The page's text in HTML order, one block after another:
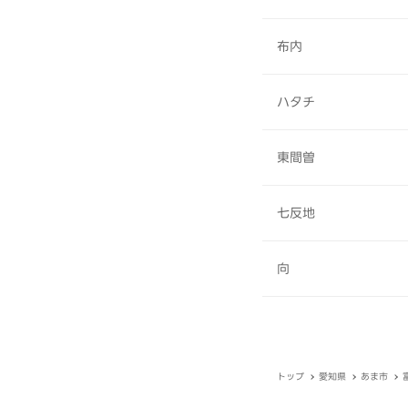
布内
ハタチ
東間曽
七反地
向
トップ 愛知県 あま市